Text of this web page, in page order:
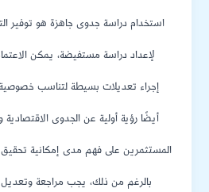
استخدام دراسة جدوى جاهزة هو توفير
لإعداد دراسة مستفيضة، يمكن
إجراء تعديلات بسيطة لتناسب خصوصية
أيضًا رؤية أولية عن الجدوى
المستثمرين على فهم مدى إمكانية تحقيق
بالرغم من ذلك، يجب مراجعة